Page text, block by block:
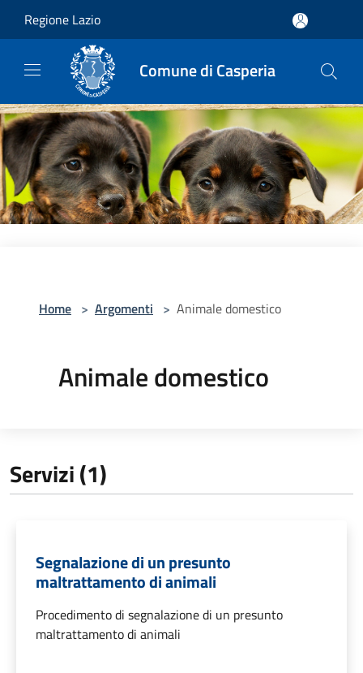
Regione Lazio
Comune di Casperia
Home > Argomenti > Animale domestico
Animale domestico
Servizi (1)
Segnalazione di un presunto
maltrattamento di animali
Procedimento di segnalazione di un presunto
maltrattamento di animali